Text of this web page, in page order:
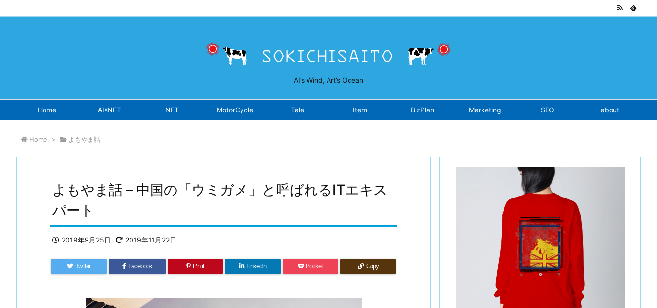
AI’s Wind, Art’s Ocean
Home AI☓NFT NFT MotorCycle Tale Item BizPlan Marketing SEO about
Home > よもやま話
よもやま話 – 中国の「ウミガメ」と呼ばれるITエキス
パート
2019年9月25日 2019年11月22日
Twitter Facebook Pin it LinkedIn Pocket Copy